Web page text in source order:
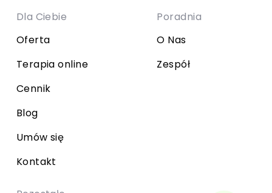
Dla Ciebie
Oferta
Terapia online
Cennik
Blog
Umów się
Kontakt
Poradnia
O Nas
Zespół